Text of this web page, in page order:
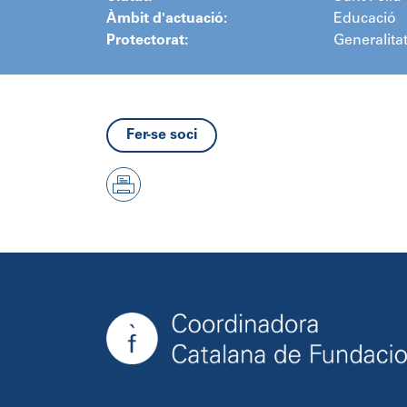
Àmbit d'actuació:
Educació
Protectorat:
Fer-se soci